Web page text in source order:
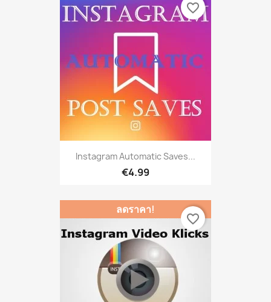
Instagram Automatic Saves...
€4.99
favorite_border
ลดราคา!
favorite_border